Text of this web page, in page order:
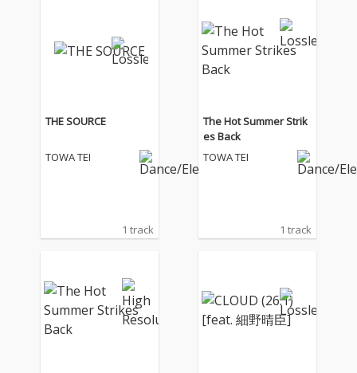
THE SOURCE
TOWA TEI
1 track
The Hot Summer Strik
es Back
TOWA TEI
1 track